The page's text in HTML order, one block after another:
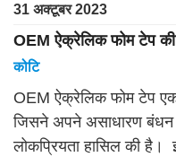
31 अक्टूबर 2023
OEM ऐक्रेलिक फोम टेप
कोटि
OEM ऐक्रेलिक फोम टेप
जिसने अपने असाधारण बंधन
लोकप्रियता हासिल की